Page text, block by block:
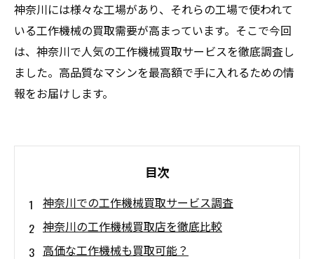
神奈川には様々な工場があり、それらの工場で使われて
いる工作機械の買取需要が高まっています。そこで今回
は、神奈川で人気の工作機械買取サービスを徹底調査し
ました。高品質なマシンを最高額で手に入れるための情
報をお届けします。
目次
神奈川での工作機械買取サービス調査
神奈川の工作機械買取店を徹底比較
高価な工作機械も買取可能？